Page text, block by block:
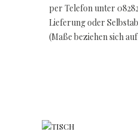
per Telefon unter 08282
Lieferung oder
(Maße beziehen sich